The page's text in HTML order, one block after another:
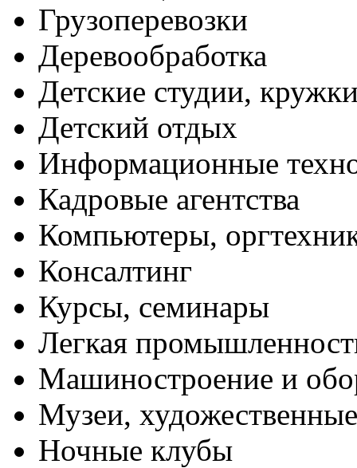
Грузоперевозки
Деревообработка
Детские студии,
Детский отдых
Информационные
Кадровые агентства
Компьютеры,
Консалтинг
Курсы, семинары
Легкая
Машиностроение и
Музеи,
Ночные клубы